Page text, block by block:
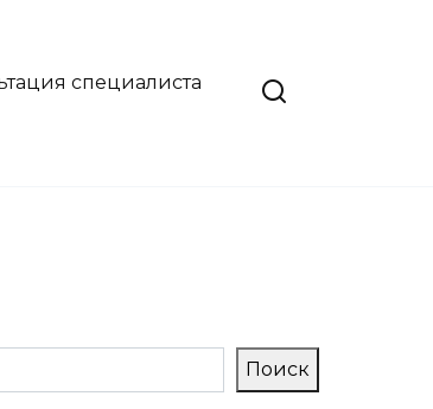
специалиста
Поиск